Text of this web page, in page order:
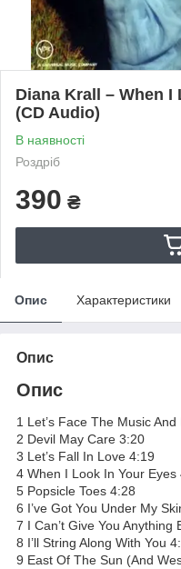
Diana Krall – When I
(CD Audio)
В наявності
Роздріб
390 ₴
Опис Характеристики
Опис
Опис
1 Let’s Face The Music
2 Devil May Care 3:20
3 Let’s Fall In Love 4:19
4 When I Look In Your Eyes
5 Popsicle Toes 4:28
6 I’ve Got You Under My
7 I Can’t Give You Anything
8 I’ll String Along With You
9 East Of The Sun (And